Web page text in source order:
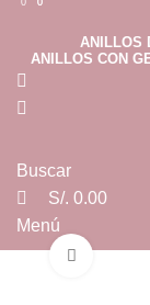
ANILLOS
ANILLOS CON
Buscar
0
S/. 0.00
Menú
0
Clic
0